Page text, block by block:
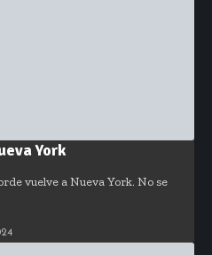
York
vuelve a Nueva York. No se